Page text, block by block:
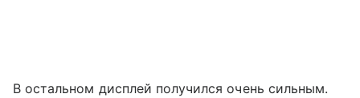
В остальном дисплей получился очень сильным.